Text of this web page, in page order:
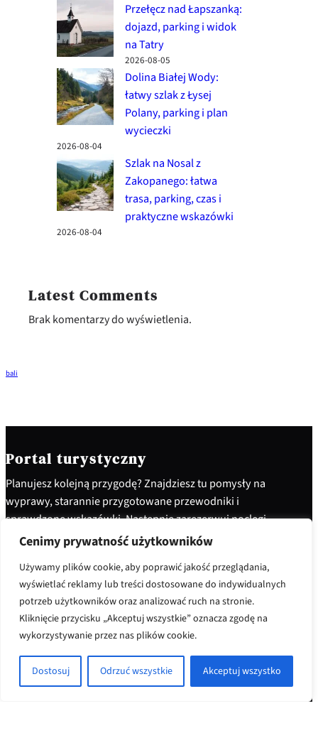
Cenimy prywatność użytkowników
Używamy plików cookie, aby poprawić jakość przeglądania,
wyświetlać reklamy lub treści dostosowane do indywidualnych
potrzeb użytkowników oraz analizować ruch na stronie.
Kliknięcie przycisku „Akceptuj wszystkie” oznacza zgodę na
wykorzystywanie przez nas plików cookie.
Dostosuj Odrzuć wszystkie Akceptuj wszystko
Przełęcz nad Łapszanką:
dojazd, parking i widok
na Tatry
2026-08-05
Dolina Białej Wody:
łatwy szlak z Łysej
Polany, parking i plan
wycieczki
2026-08-04
Szlak na Nosal z
Zakopanego: łatwa
trasa, parking, czas i
praktyczne wskazówki
2026-08-04
Latest Comments
Brak komentarzy do wyświetlenia.
bali
Portal turystyczny
Planujesz kolejną przygodę? Znajdziesz tu pomysły na
wyprawy, starannie przygotowane przewodniki i
sprawdzone wskazówki. Następnie zarezerwuj noclegi
i ciesz się niezapomnianymi przeżyciami. Ruszaj w
InstagramX
Resources
Kierunki
Search